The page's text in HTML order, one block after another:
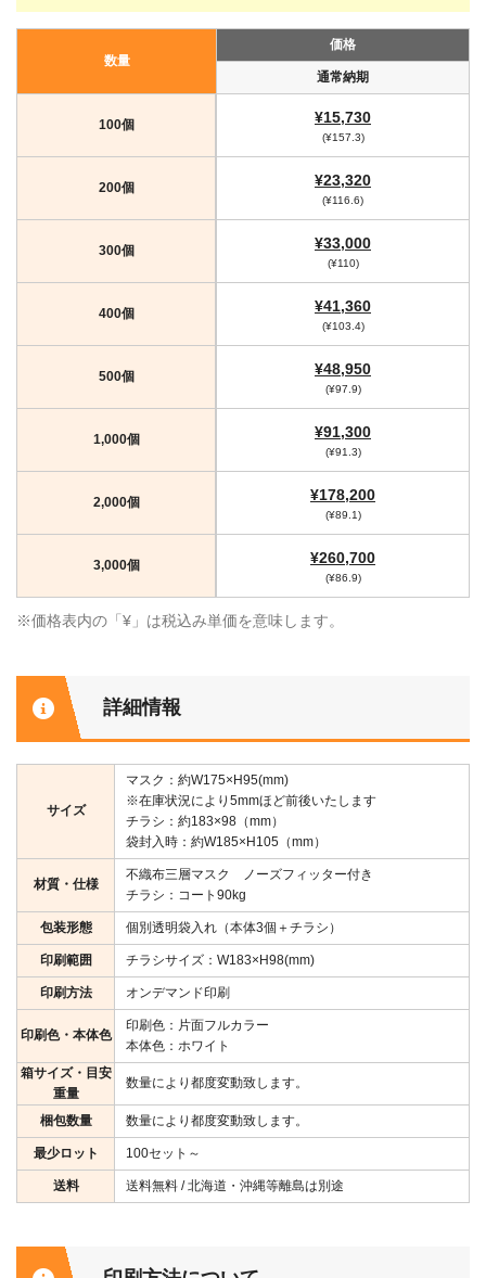
数量
価格
通常納期
100個 ¥15,730
(¥157.3)
200個 ¥23,320
(¥116.6)
300個 ¥33,000
(¥110)
400個 ¥41,360
(¥103.4)
500個 ¥48,950
(¥97.9)
1,000個 ¥91,300
(¥91.3)
2,000個 ¥178,200
(¥89.1)
3,000個 ¥260,700
(¥86.9)
※価格表内の「¥」は税込み単価を意味します。
詳細情報
サイズ
マスク：約W175×H95(mm)
※在庫状況により5mmほど前後いたします
チラシ：約183×98（mm）
袋封入時：約W185×H105（mm）
材質・仕様
不織布三層マスク ノーズフィッター付き
チラシ：コート90kg
包装形態 個別透明袋入れ（本体3個＋チラシ）
印刷範囲 チラシサイズ：W183×H98(mm)
印刷方法 オンデマンド印刷
印刷色・本体色
印刷色：片面フルカラー
本体色：ホワイト
箱サイズ・目安
重量
数量により都度変動致します。
梱包数量 数量により都度変動致します。
最少ロット 100セット～
送料 送料無料 / 北海道・沖縄等離島は別途